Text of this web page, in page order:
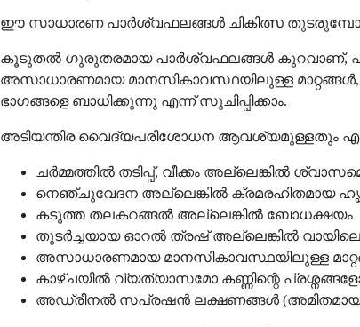
ഈ സാധാരണ പാർശ്വഫലങ്ങൾ ചികിത്സ
കൂടുതൽ ഗുരുതരമായ പാർശ്വഫലങ്ങൾ കുറവാണ്,
അസാധാരണമായ മാനസികാവസ്ഥയിലുള്ള മാറ്റങ്ങൾ,
ഭാഗങ്ങളെ ബാധിക്കുന്നു എന്ന് സൂചിപ്പിക്കാം.
അടിയന്തിര വൈദ്യപരിശോധന ആവശ്യമുള്ളതും
ചർമ്മത്തിൽ തടിപ്പ്, വീക്കം അല്ലെങ്കിൽ
നെഞ്ചുവേദന അല്ലെങ്കിൽ ക്രമരഹിതമായ
കടുത്ത തലകറങ്ങൽ അല്ലെങ്കിൽ ബോധക്ഷയം
തുടർച്ചയായ ഓറൽ ത്രഷ് അല്ലെങ്കിൽ
അസാധാരണമായ മാനസികാവസ്ഥയിലുള്ള
കാഴ്ചയിൽ വ്യത്യാസമോ കണ്ണിന്റെ
അഡ്രീനൽ സപ്രഷൻ ലക്ഷണങ്ങൾ (അമിതമായ